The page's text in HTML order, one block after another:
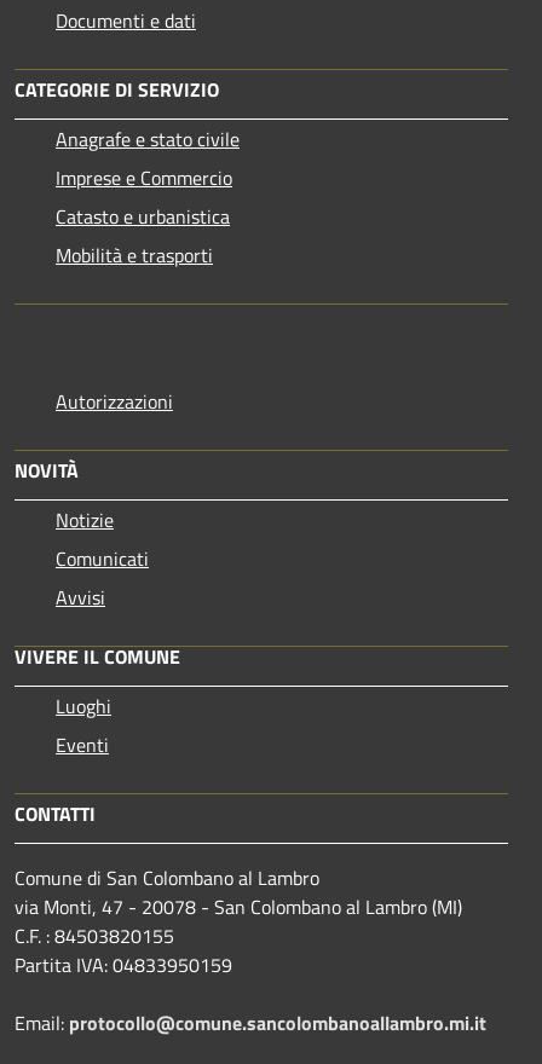
Documenti e dati
CATEGORIE DI SERVIZIO
Anagrafe e stato civile
Imprese e Commercio
Catasto e urbanistica
Mobilità e trasporti
Autorizzazioni
NOVITÀ
Notizie
Comunicati
Avvisi
VIVERE IL COMUNE
Luoghi
Eventi
CONTATTI
Comune di San Colombano al Lambro
via Monti, 47 - 20078 - San Colombano al Lambro (MI)
C.F. : 84503820155
Partita IVA: 04833950159
Email: protocollo@comune.sancolombanoallambro.mi.it